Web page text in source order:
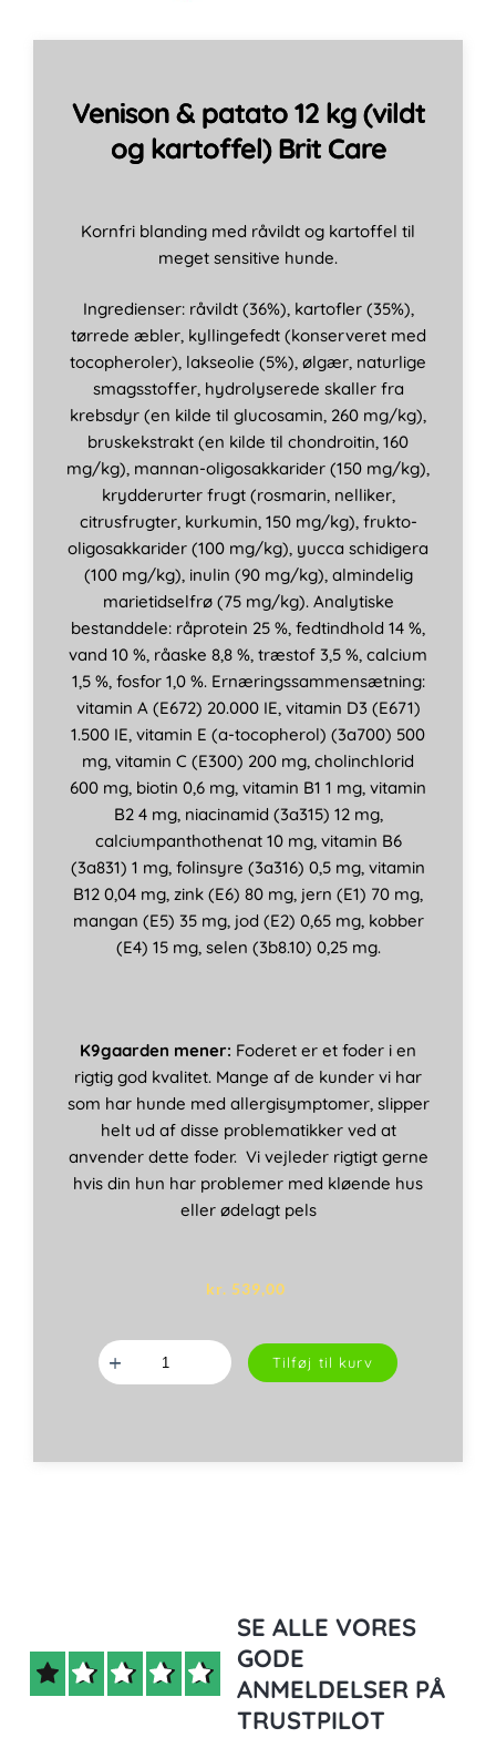
Venison & patato 12 kg (vildt
og kartoffel) Brit Care
Kornfri blanding med råvildt og kartoffel til
meget sensitive hunde.
Ingredienser: råvildt (36%), kartofler (35%),
tørrede æbler, kyllingefedt (konserveret med
tocopheroler), lakseolie (5%), ølgær, naturlige
smagsstoffer, hydrolyserede skaller fra
krebsdyr (en kilde til glucosamin, 260 mg/kg),
bruskekstrakt (en kilde til chondroitin, 160
mg/kg), mannan-oligosakkarider (150 mg/kg),
krydderurter frugt (rosmarin, nelliker,
citrusfrugter, kurkumin, 150 mg/kg), frukto-
oligosakkarider (100 mg/kg), yucca schidigera
(100 mg/kg), inulin (90 mg/kg), almindelig
marietidselfrø (75 mg/kg). Analytiske
bestanddele: råprotein 25 %, fedtindhold 14 %,
vand 10 %, råaske 8,8 %, træstof 3,5 %, calcium
1,5 %, fosfor 1,0 %. Ernæringssammensætning:
vitamin A (E672) 20.000 IE, vitamin D3 (E671)
1.500 IE, vitamin E (a-tocopherol) (3a700) 500
mg, vitamin C (E300) 200 mg, cholinchlorid
600 mg, biotin 0,6 mg, vitamin B1 1 mg, vitamin
B2 4 mg, niacinamid (3a315) 12 mg,
calciumpanthothenat 10 mg, vitamin B6
(3a831) 1 mg, folinsyre (3a316) 0,5 mg, vitamin
B12 0,04 mg, zink (E6) 80 mg, jern (E1) 70 mg,
mangan (E5) 35 mg, jod (E2) 0,65 mg, kobber
(E4) 15 mg, selen (3b8.10) 0,25 mg.
K9gaarden mener: Foderet er et foder i en
rigtig god kvalitet. Mange af de kunder vi har
som har hunde med allergisymptomer, slipper
helt ud af disse problematikker ved at
anvender dette foder. Vi vejleder rigtigt gerne
hvis din hun har problemer med kløende hus
eller ødelagt pels
kr. 539,00
Venison
&
patato
og
Tilføj til kurv
SE ALLE VORES
GODE
ANMELDELSER PÅ
TRUSTPILOT